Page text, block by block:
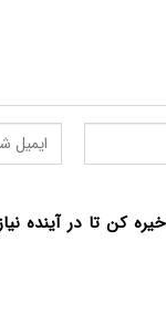
کن تا در آینده